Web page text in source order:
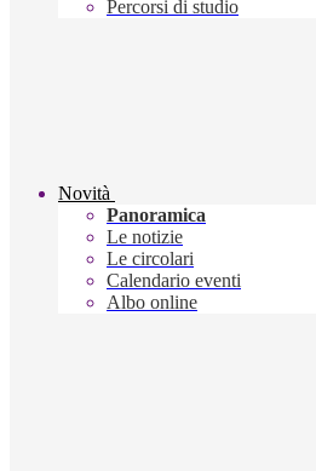
Percorsi di studio
Novità
Panoramica
Le notizie
Le circolari
Calendario eventi
Albo online